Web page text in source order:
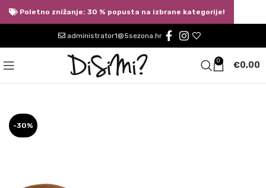
administrator1@5sezona.hr
0 €0,00
-30%
Poletno znižanje: 30 % popusta na izbrane kategorije!